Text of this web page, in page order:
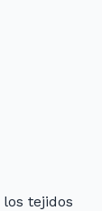
tejidos